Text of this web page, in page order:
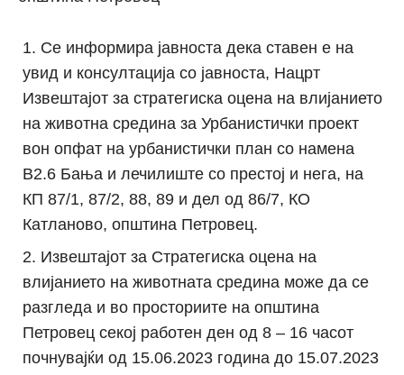
Се информира јавноста дека ставен е на
увид и консултација со јавноста, Нацрт
Извештајот за стратегиска оцена на влијанието
на животна средина за Урбанистички проект
вон опфат на урбанистички план со намена
В2.6 Бања и лечилиште со престој и нега, на
КП 87/1, 87/2, 88, 89 и дел од 86/7, КО
Катланово, општина Петровец.
Извештајот за Стратегиска оцена на
влијанието на животната средина може да се
разгледа и во просториите на општина
Петровец секој работен ден од 8 – 16 часот
почнувајќи од 15.06.2023 година до 15.07.2023